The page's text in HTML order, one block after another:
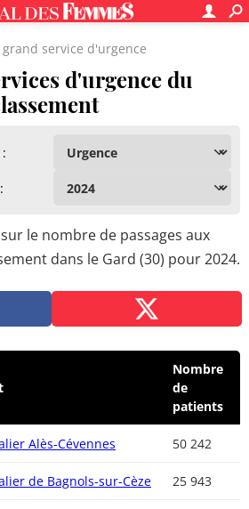
grand service d'urgence
d'urgence du
le nombre de passages aux
dans le Gard (30) pour 2024.
Nombre
de
patients
Alès-Cévennes 50 242
de Bagnols-sur-Cèze 25 943